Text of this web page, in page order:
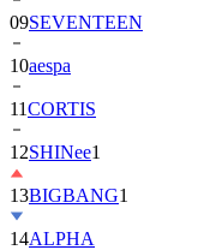
10aespa
11CORTIS
12SHINee1
13BIGBANG
14ALPHA
DRIVE
ONE)1